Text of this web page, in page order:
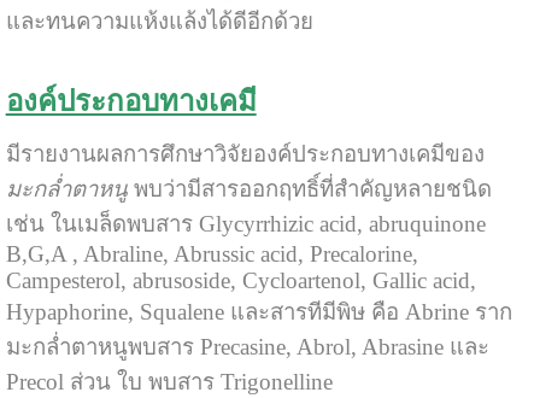
และทนความแห้งแล้งได้ดีอีกด้วย
องค์ประกอบทางเคมี
มีรายงานผลการศึกษาวิจัยองค์ประกอบทางเคมีของ
มะกล่ำตาหนู พบว่ามีสารออกฤทธิ์ที่สำคัญหลายชนิด
เช่น ในเมล็ดพบสาร Glycyrrhizic acid, abruquinone
B,G,A , Abraline, Abrussic acid, Precalorine,
Campesterol, abrusoside, Cycloartenol, Gallic acid,
Hypaphorine, Squalene และสารทีมีพิษ คือ Abrine ราก
มะกล่ำตาหนูพบสาร Precasine, Abrol, Abrasine และ
Precol ส่วน ใบ พบสาร Trigonelline